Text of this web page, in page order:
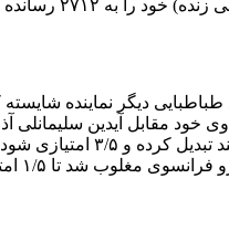
دیگر نماینده
خود مقابل آیدین سلیمانلی
پیروزی ارزشمند تبدیل
مغلوب شد تا ۱/۵ امتیازی باقی بماند.